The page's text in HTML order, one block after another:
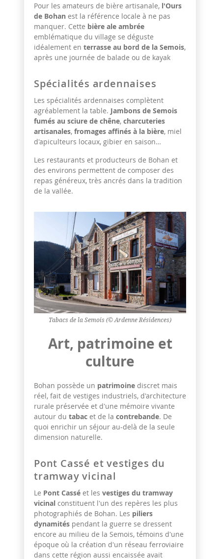
Pour les amateurs de bière artisanale, l'Ours
de Bohan est la référence locale à ne pas
manquer. Cette bière ale ambrée
emblématique du village se déguste
idéalement en terrasse au bord de la Semois,
après une journée de balade ou de kayak
Spécialités ardennaises
Les spécialités ardennaises complètent
agréablement la table. Jambons de Semois
fumés au sciure de chêne, charcuteries
artisanales, fromages affinés à la bière, miel
d'apiculteurs locaux, gibier en saison…
Les restaurants et producteurs de Bohan et
des environs permettent de composer des
repas généreux, très ancrés dans la tradition
de la vallée.
Tabacs de la Semois (© Ardenne Résidences)
Art, patrimoine et
culture
Bohan possède un patrimoine discret mais
réel, fait de vestiges industriels, d'architecture
rurale préservée et d'une mémoire vivante
autour du tabac et de la contrebande. De
quoi enrichir un séjour au-delà de la seule
dimension naturelle.
Pont Cassé et vestiges du
tramway vicinal
Le Pont Cassé et les vestiges du tramway
vicinal constituent l'un des repères les plus
photographiés de Bohan. Les piliers
dynamités pendant la guerre se dressent
encore au milieu de la Semois, témoins d'une
époque où la création d'un réseau ferroviaire
dans cette région aussi encaissée avait